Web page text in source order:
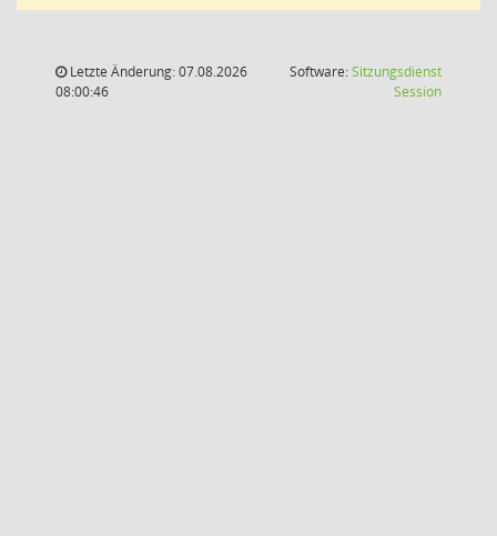
Letzte Änderung: 07.08.2026
08:00:46
Software:Sitzungsdienst
Session(Wird in